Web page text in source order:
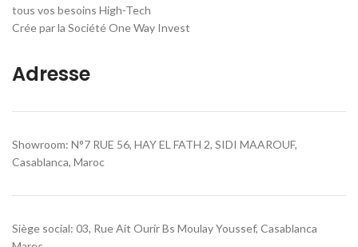
tous vos besoins High-Tech
Crée par la Société One Way Invest
Adresse
Showroom: N°7 RUE 56, HAY EL FATH 2, SIDI MAAROUF,
Casablanca, Maroc
Siège social: 03, Rue Ait Ourir Bs Moulay Youssef, Casablanca